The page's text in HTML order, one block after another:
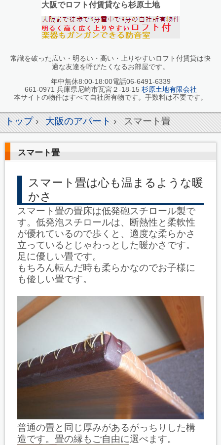
大阪でロフト付賃貸なら杉原土地
常識を破った広い・明るい・高い・上りやすいロフト付賃貸は快
適な友達を呼びたくなるお部屋です。
年中無休8:00-18:00電話06-6491-6339
661-0971 兵庫県尼崎市瓦宮２-18-15 杉原土地有限会社
本サイトの物件はすべて自社所有物です。手数料は不要です。
トップ› 大阪のアパート› スマート畳
スマート畳
スマート畳は心も温まるような暖
かさ
スマート畳の畳床は低発砲スチロール製で
す。低発泡スチロールは、断熱性と柔軟性
が優れているので歩くと、適度な柔らかさ
立っているとじゃわっとした暖かさです。
足に優しい畳です。
もちろん転んだ時も柔らかなのでお子様に
も優しい畳です。
普通の畳と同じ厚みがあるがっちりした構
造です。畳の縁もご自由に選べます。